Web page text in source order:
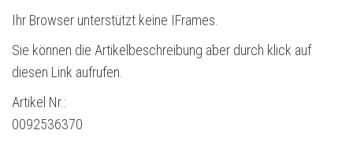
Ihr Browser unterstützt keine IFrames.
Sie können die Artikelbeschreibung aber durch klick auf
diesen Link aufrufen.
Artikel Nr.:
0092536370